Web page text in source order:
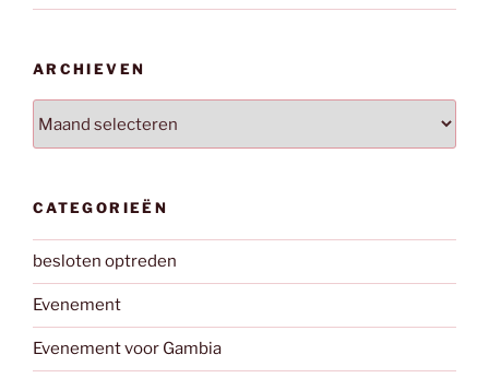
ARCHIEVEN
CATEGORIEËN
besloten optreden
Evenement
Evenement voor Gambia